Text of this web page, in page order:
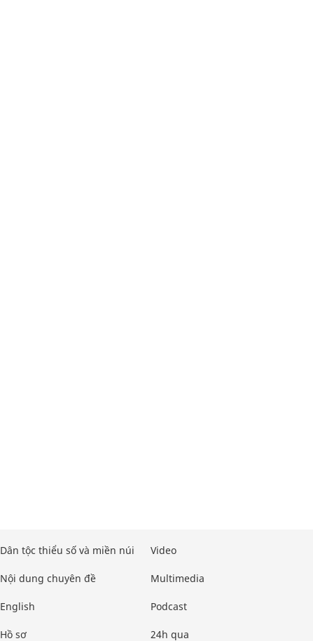
Dân tộc thiểu số và miền núi
Nội dung chuyên đề
English
Hồ sơ
Video
Multimedia
Podcast
24h qua